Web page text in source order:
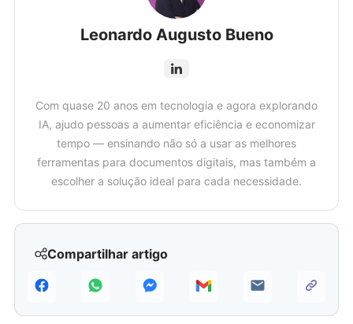
Compartilhar artigo
Leonardo Augusto Bueno
Com quase 20 anos em tecnologia e agora explorando
IA, ajudo pessoas a aumentar eficiência e economizar
tempo — ensinando não só a usar as melhores
ferramentas para documentos digitais, mas também a
escolher a solução ideal para cada necessidade.